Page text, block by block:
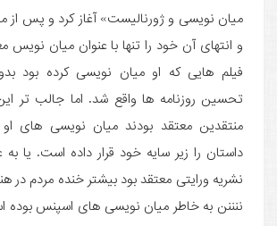
میان نویسی و ژورنالیست» آغاز کرد و پس از
و انتهای آن خود را تنها با عنوان میان نویس
فیلم هایی که او میان نویسی کرده بود
تحسین روزنامه ها واقع شد. اما جالب تر
منتقدین معتقد بودند میان نویسی های او
داستان را زیر سایه خود قرار داده است. یا به
نشریه ورایتی معتقد بود بیشتر خنده مردم در
ننننن به خاطر میان نویسی های اسپنس بوده